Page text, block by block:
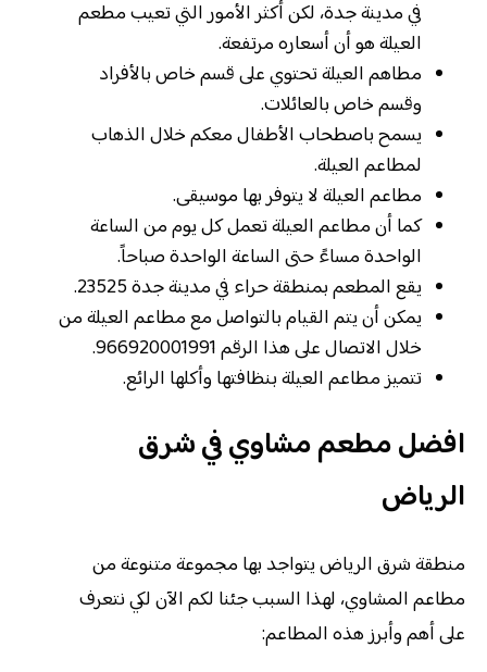
في مدينة جدة، لكن أكثر الأمور التي تعيب مطعم
العيلة هو أن أسعاره مرتفعة.
مطاهم العيلة تحتوي على قسم خاص بالأفراد
وقسم خاص بالعائلات.
يسمح باصطحاب الأطفال معكم خلال الذهاب
لمطاعم العيلة.
مطاعم العيلة لا يتوفر بها موسيقى.
كما أن مطاعم العيلة تعمل كل يوم من الساعة
الواحدة مساءً حتى الساعة الواحدة صباحاً.
يقع المطعم بمنطقة حراء في مدينة جدة 23525.
يمكن أن يتم القيام بالتواصل مع مطاعم العيلة من
خلال الاتصال على هذا الرقم 966920001991.
تتميز مطاعم العيلة بنظافتها وأكلها الرائع.
افضل مطعم مشاوي في شرق
الرياض
منطقة شرق الرياض يتواجد بها مجموعة متنوعة من
مطاعم المشاوي، لهذا السبب جئنا لكم الآن لكي نتعرف
على أهم وأبرز هذه المطاعم: